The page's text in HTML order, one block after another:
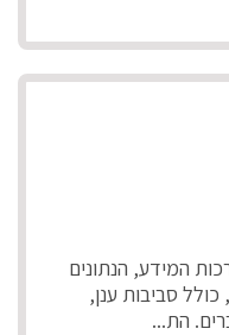
המידע, הנתונים
כולל סביבות ענן,
הת...